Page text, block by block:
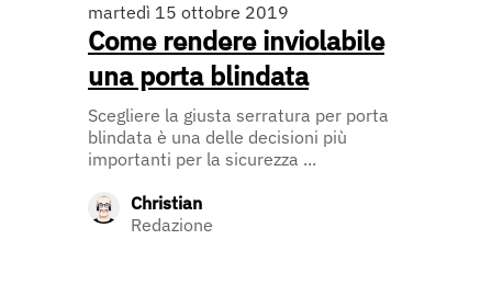
martedì 15 ottobre 2019
Come rendere inviolabile
una porta blindata
Scegliere la giusta serratura per porta
blindata è una delle decisioni più
importanti per la sicurezza ...
Christian
Redazione